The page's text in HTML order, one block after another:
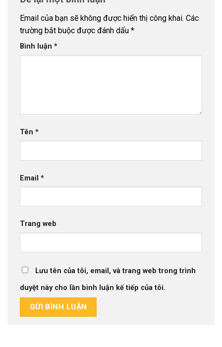
Email của bạn sẽ không được hiển thị công khai. Các
trường bắt buộc được đánh dấu *
Bình luận *
Tên *
Email *
Trang web
Lưu tên của tôi, email, và trang web trong trình
duyệt này cho lần bình luận kế tiếp của tôi.